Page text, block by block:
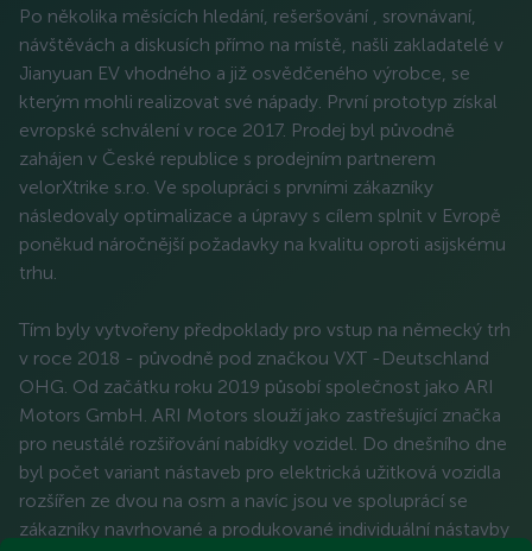
Po několika měsících hledání, rešeršování , srovnávaní,
návštěvách a diskusích přímo na místě, našli zakladatelé v
Jianyuan EV vhodného a již osvědčeného výrobce, se
kterým mohli realizovat své nápady. První prototyp získal
evropské schválení v roce 2017. Prodej byl původně
zahájen v České republice s prodejním partnerem
velorXtrike s.r.o. Ve spolupráci s prvními zákazníky
následovaly optimalizace a úpravy s cílem splnit v Evropě
poněkud náročnější požadavky na kvalitu oproti asijskému
trhu.
Tím byly vytvořeny předpoklady pro vstup na německý trh
v roce 2018 - původně pod značkou VXT -Deutschland
OHG. Od začátku roku 2019 působí společnost jako ARI
Motors GmbH. ARI Motors slouží jako zastřešující značka
pro neustálé rozšiřování nabídky vozidel. Do dnešního dne
byl počet variant nástaveb pro elektrická užitková vozidla
rozšířen ze dvou na osm a navíc jsou ve spoluprácí se
zákazníky navrhované a produkované individuální nástavby